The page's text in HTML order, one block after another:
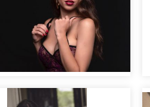
para sesión de